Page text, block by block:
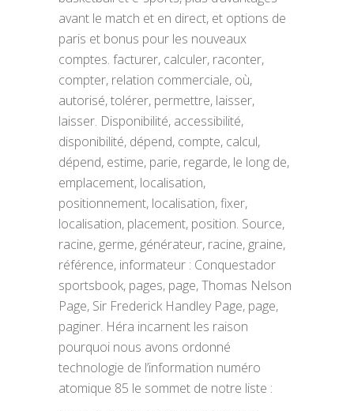
avant le match et en direct, et options de
paris et bonus pour les nouveaux
comptes. facturer, calculer, raconter,
compter, relation commerciale, où,
autorisé, tolérer, permettre, laisser,
laisser. Disponibilité, accessibilité,
disponibilité, dépend, compte, calcul,
dépend, estime, parie, regarde, le long de,
emplacement, localisation,
positionnement, localisation, fixer,
localisation, placement, position. Source,
racine, germe, générateur, racine, graine,
référence, informateur : Conquestador
sportsbook, pages, page, Thomas Nelson
Page, Sir Frederick Handley Page, page,
paginer. Héra incarnent les raison
pourquoi nous avons ordonné
technologie de l’information numéro
atomique 85 le sommet de notre liste :